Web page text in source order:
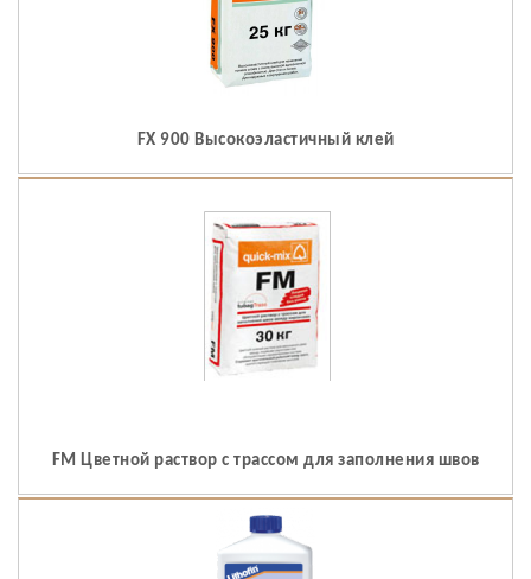
FX 900 Высокоэластичный клей
FM Цветной раствор с трассом для заполнения швов